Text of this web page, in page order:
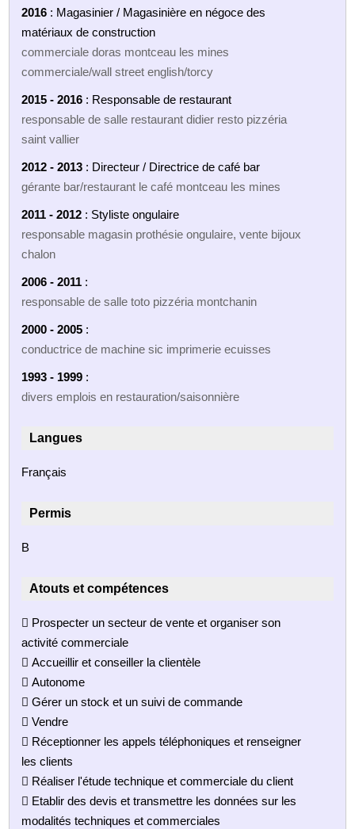
2016 : Magasinier / Magasinière en négoce des
matériaux de construction
commerciale doras montceau les mines
commerciale/wall street english/torcy
2015 - 2016 : Responsable de restaurant
responsable de salle restaurant didier resto pizzéria
saint vallier
2012 - 2013 : Directeur / Directrice de café bar
gérante bar/restaurant le café montceau les mines
2011 - 2012 : Styliste ongulaire
responsable magasin prothésie ongulaire, vente bijoux
chalon
2006 - 2011 :
responsable de salle toto pizzéria montchanin
2000 - 2005 :
conductrice de machine sic imprimerie ecuisses
1993 - 1999 :
divers emplois en restauration/saisonnière
Langues
Français
Permis
B
Atouts et compétences
 Prospecter un secteur de vente et organiser son
activité commerciale
 Accueillir et conseiller la clientèle
 Autonome
 Gérer un stock et un suivi de commande
 Vendre
 Réceptionner les appels téléphoniques et renseigner
les clients
 Réaliser l'étude technique et commerciale du client
 Etablir des devis et transmettre les données sur les
modalités techniques et commerciales